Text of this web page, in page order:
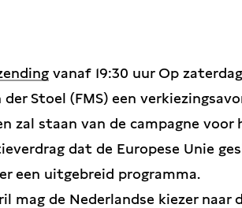
vanaf 19:30 uur Op
der Stoel (FMS) een
zal staan van de campagne
dat de Europese Unie
een uitgebreid programma.
mag de Nederlandse kiezer